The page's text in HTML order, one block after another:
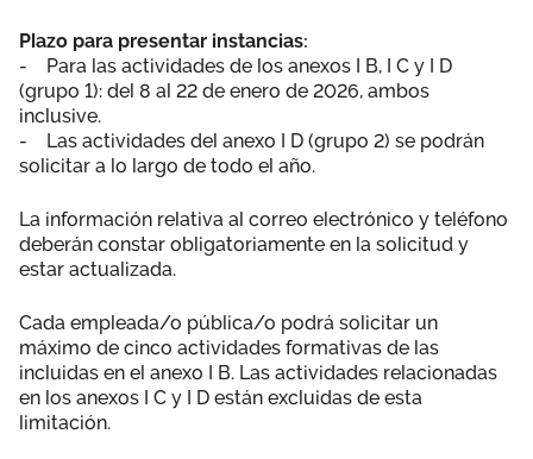
Plazo para presentar instancias:
- Para las actividades de los anexos I B, I C y I D
(grupo 1): del 8 al 22 de enero de 2026, ambos
inclusive.
- Las actividades del anexo I D (grupo 2) se podrán
solicitar a lo largo de todo el año.
La información relativa al correo electrónico y teléfono
deberán constar obligatoriamente en la solicitud y
estar actualizada.
Cada empleada/o pública/o podrá solicitar un
máximo de cinco actividades formativas de las
incluidas en el anexo I B. Las actividades relacionadas
en los anexos I C y I D están excluidas de esta
limitación.